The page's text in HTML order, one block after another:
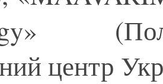
центр